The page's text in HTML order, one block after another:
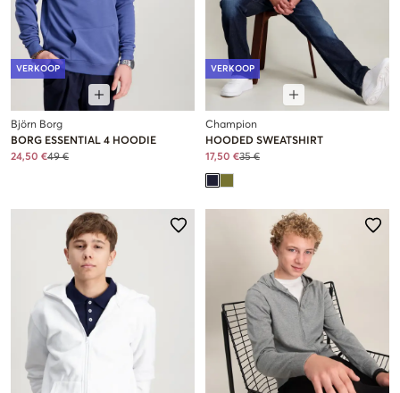
VERKOOP
Björn Borg
BORG ESSENTIAL 4 HOODIE
24,50 €49 €
VERKOOP
Champion
HOODED SWEATSHIRT
17,50 €35 €